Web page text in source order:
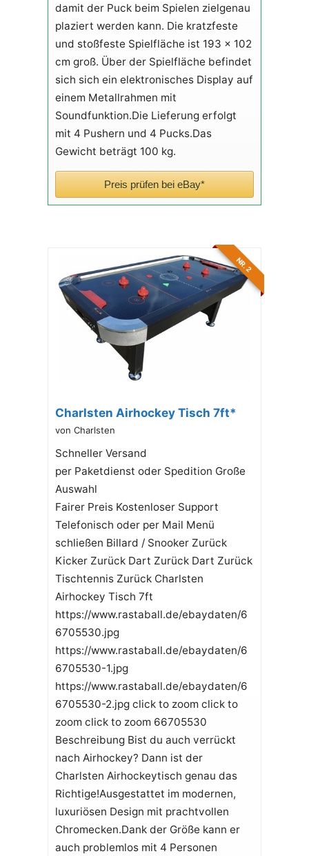
damit der Puck beim Spielen zielgenau
plaziert werden kann. Die kratzfeste
und stoßfeste Spielfläche ist 193 x 102
cm groß. Über der Spielfläche befindet
sich sich ein elektronisches Display auf
einem Metallrahmen mit
Soundfunktion.Die Lieferung erfolgt
mit 4 Pushern und 4 Pucks.Das
Gewicht beträgt 100 kg.
Preis prüfen bei eBay*
NR. 2
Charlsten Airhockey Tisch 7ft*
von Charlsten
Schneller Versand
per Paketdienst oder Spedition Große
Auswahl
Fairer Preis Kostenloser Support
Telefonisch oder per Mail Menü
schließen Billard / Snooker Zurück
Kicker Zurück Dart Zurück Dart Zurück
Tischtennis Zurück Charlsten
Airhockey Tisch 7ft
https://www.rastaball.de/ebaydaten/6
6705530.jpg
https://www.rastaball.de/ebaydaten/6
6705530-1.jpg
https://www.rastaball.de/ebaydaten/6
6705530-2.jpg click to zoom click to
zoom click to zoom 66705530
Beschreibung Bist du auch verrückt
nach Airhockey? Dann ist der
Charlsten Airhockeytisch genau das
Richtige!Ausgestattet im modernen,
luxuriösen Design mit prachtvollen
Chromecken.Dank der Größe kann er
auch problemlos mit 4 Personen